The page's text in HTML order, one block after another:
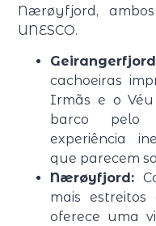
Nærøyfjord,
UNESCO.
cachoeiras
Irmãs e o
barco pelo
experiência
que parecem
Nærøyfjord:
mais
oferece uma